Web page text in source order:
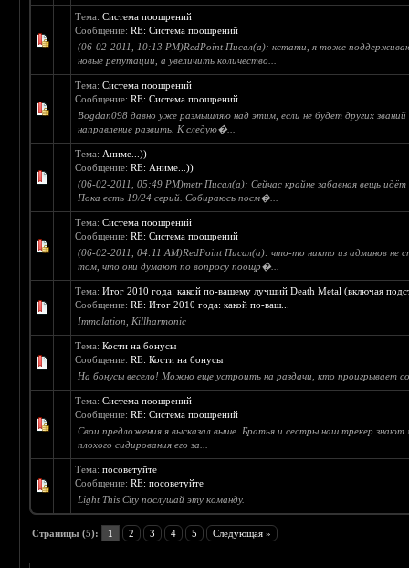
Тема:Система поошрений
Сообщение:RE: Система поошрений
(06-02-2011, 10:13 PM)RedPoint Писал(а): кстати, я тоже
новые репутации, а увеличить количество...
Тема:Система поошрений
Сообщение:RE: Система поошрений
Bogdan098 давно уже размышляю над этим, если не будет других
направление развить. К следую�...
Тема: Аниме...))
Сообщение:RE: Аниме...))
(06-02-2011, 05:49 PM)metr Писал(а): Сейчас крайне забавная вещь
Пока есть 19/24 серий. Собираюсь посм�...
Тема:Система поошрений
Сообщение:RE: Система поошрений
(06-02-2011, 04:11 AM)RedPoint Писал(а): что-то никто из админов не
том, что они думают по вопросу поощр�...
Тема:Итог 2010 года: какой по-вашему лучший Death Metal (включая
Сообщение:RE: Итог 2010 года: какой по-ваш...
Immolation, Killharmonic
Тема:Кости на бонусы
Сообщение:RE: Кости на бонусы
На бонусы весело! Можно еще устроить на раздачи, кто проигрывает
Тема:Система поошрений
Сообщение:RE: Система поошрений
Свои предложения я высказал выше. Братья и сестры наш трекер знают
плохого сидирования его за...
Тема:посоветуйте
Сообщение:RE: посоветуйте
Light This City послушай эту команду.
Страницы (5): 1 2 3 4 5 Следующая »